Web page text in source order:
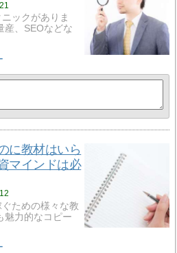
ックがありま
産、SEOなどな
に教材はいら
マインドは必
ための様々な教
魅力的なコピー